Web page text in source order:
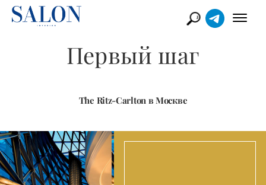
Первый шаг
The Ritz-Carlton в Москве